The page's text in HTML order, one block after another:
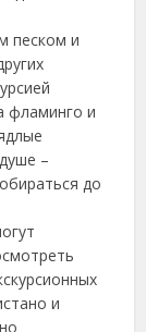
песком и
фламинго и
–
до
и